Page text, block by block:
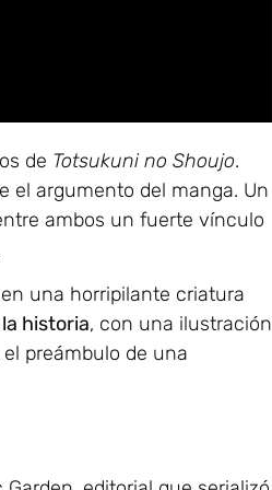
de Totsukuni no Shoujo.
el argumento del manga. Un
ambos un fuerte vínculo
una horripilante criatura
historia, con una ilustración
preámbulo de una